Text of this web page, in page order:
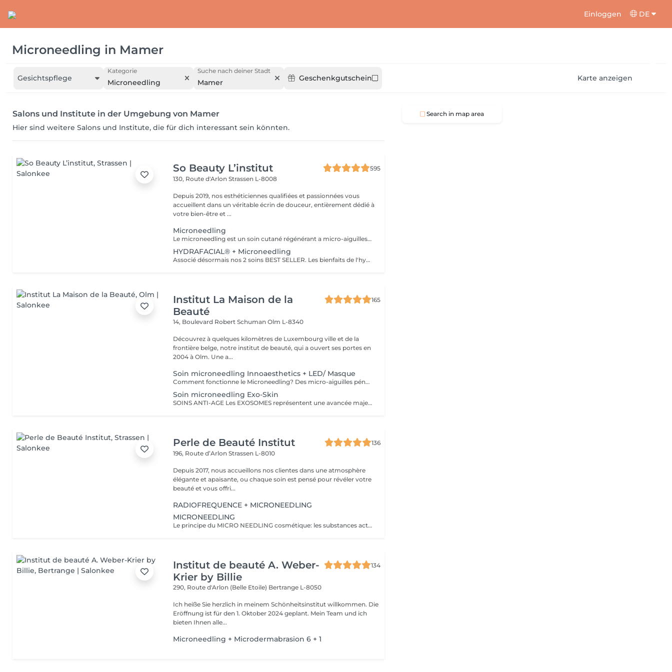
Einloggen DE
Microneedling in Mamer
Gesichtspflege
Kategorie
Microneedling
Suche nach deiner Stadt
Mamer Geschenkgutschein Karte anzeigen
Salons und Institute in der Umgebung von Mamer
Hier sind weitere Salons und Institute, die für dich interessant sein könnten.
So Beauty L’institut
595
130, Route d'ArlonStrassen L-8008
Depuis 2019, nos esthéticiennes qualifiées et passionnées vous
accueillent dans un véritable écrin de douceur, entièrement dédié à
votre bien-être et ...
Microneedling
Le microneedling est un soin cutané régénérant a micro-aiguilles permettant de réduire les signes de l'âge et de raviver l'éclat de votre peau, il aide aussi a effacer les traces d'acné, les cicatrices. Un véritable soin qui resserre les pores dilatés , lisse la peau, estimes les rides et ridules grâce au sérum à l'acide hyaluronique. + LED visage et mains
HYDRAFACIAL® + Microneedling
Associé désormais nos 2 soins BEST SELLER. Les bienfaits de l'hydrafacial et du Microneedling pour un effet optimale sur votre peau. Une peau saine, propre, un effet GLOW instantanément, action anti-rides.
Institut La Maison de la
Beauté
165
14, Boulevard Robert SchumanOlm L-8340
Découvrez à quelques kilomètres de Luxembourg ville et de la
frontière belge, notre institut de beauté, qui a ouvert ses portes en
2004 à Olm. Une a...
Soin microneedling Innoaesthetics + LED/ Masque
Comment fonctionne le Microneedling? Des micro-aiguilles pénètrent la couche superficielle de la peau pour stimuler le processus de régénération cellulaire. Ce traitement stimule la peau de l'intérieur sans l'agresser. Les actifs utilisés (acide hyaluronique, vitamines, etc.) pénètrent ainsi plus profondément pour des résultats renforcés. Le Microneedling améliore visiblement la texture de la peau et atténue les rides et ridules. Les cicatrices d'acné et marques cutanées s'estompent et les pores dilatés resserrés. Enfin il ravive l'éclat du teint. Résultats - Peau plus lisse et plus ferme - Teint unifié et lumineux - Résultats visibles dès les premières séances - Convient à tous les types de peau Seule ou a combiner avec un autre soin visage au choix
Soin microneedling Exo-Skin
SOINS ANTI-AGE Les EXOSOMES représentent une avancée majeure en soins anti-âge. Basés sur les découvertes les plus récentes en médecine esthétique, ce traitement favorise la régénération et la réparation cutanée pour une peau visiblement plus jeune, ferme et éclatante. Ils offrent des avantages sans précédent pour le rajeunissement et la réparation de la peau. Soin EXO-SKIN Les premiers résultats sont visibles dès la première séance. Pour prolonger et optimiser les effets, il est conseillé d'effectuer une cure annuelle de 3 séances, espacées de 21 jours, afin de stimuler intensément la régénération cutanée et de redonner à la peau tout son éclat et sa jeunesse. BENEFICES Observés : - Atténue les rides et ridules - Restaure les tissus cutanés - Améliore la texture et l'éclat de la peau - Effet Glow
Perle de Beauté Institut
136
196, Route d’ArlonStrassen L-8010
Depuis 2017, nous accueillons nos clientes dans une atmosphère
élégante et apaisante, ou chaque soin est pensé pour révéler votre
beauté et vous offri...
RADIOFREQUENCE + MICRONEEDLING
MICRONEEDLING
Le principe du MICRO NEEDLING cosmétique: les substances actives parviennent dans les zones ou elles seront les plus efficaces. Le MICRO NEEDLING est ainsi un soin anti-age doux non invasif. Le module travaille avec une précision microscopique et les principes actifs soigneusement sélectionnés donnent des résultats optimaux. La procédure active également les fonctions cutanée et stimule la régénération de la peau.
Institut de beauté A. Weber-
Krier by Billie
134
290, Route d'Arlon (Belle Etoile) Bertrange L-8050
Ich heiße Sie herzlich in meinem Schönheitsinstitut willkommen. Die
Eröffnung ist für den 1. Oktober 2024 geplant. Mein Team und ich
bieten Ihnen alle...
Microneedling + Microdermabrasion 6 + 1
Search in map area